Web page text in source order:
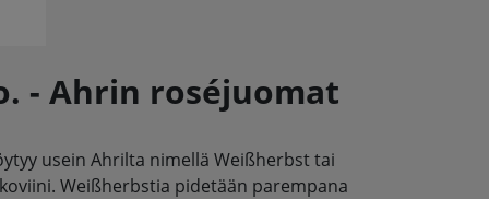
- Ahrin roséjuomat
usein Ahrilta nimellä Weißherbst tai
Weißherbstia pidetään parempana